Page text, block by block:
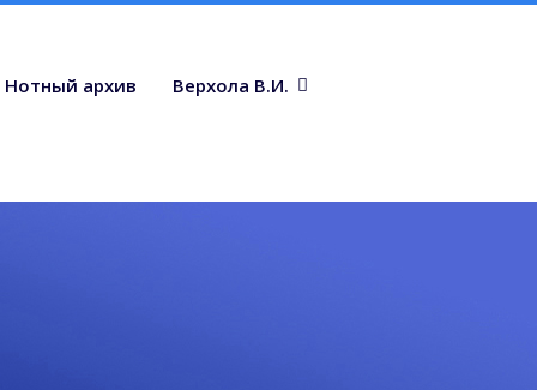
Нотный архив Верхола В.И.